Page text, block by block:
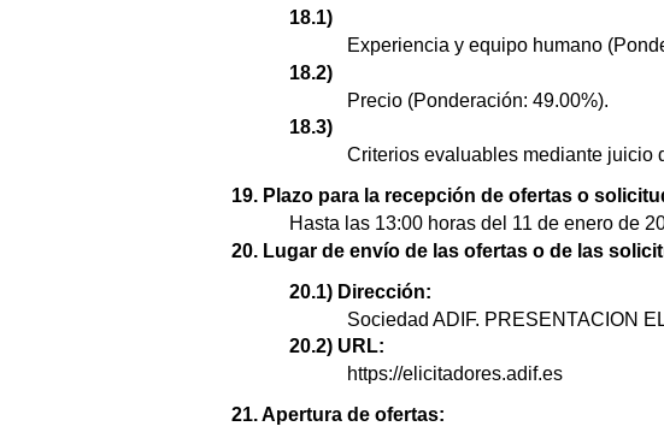
18.1)
Experiencia y equipo humano
18.2)
Precio (Ponderación: 49.00%).
18.3)
Criterios evaluables mediante juicio
19. Plazo para la recepción de ofertas o
Hasta las 13:00 horas del 11 de enero de
20. Lugar de envío de las ofertas o de las
20.1) Dirección:
Sociedad ADIF. PRESENTACION
20.2) URL:
https://elicitadores.adif.es
21. Apertura de ofertas: